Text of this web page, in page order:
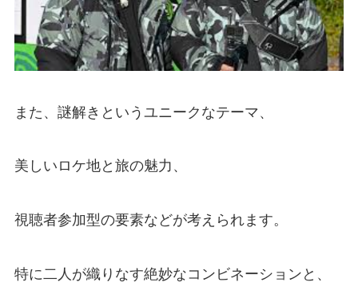
また、謎解きというユニークなテーマ、
美しいロケ地と旅の魅力、
視聴者参加型の要素などが考えられます。
特に二人が織りなす絶妙なコンビネーションと、